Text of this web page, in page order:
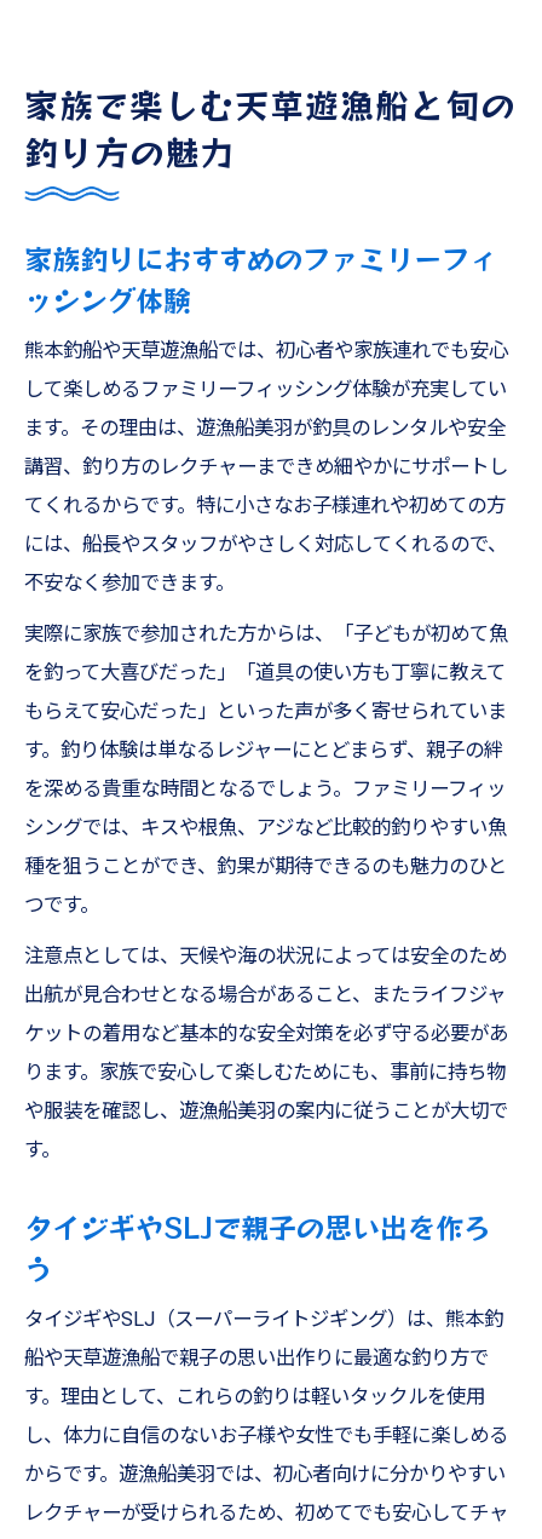
家族で楽しむ天草遊漁船と旬の
釣り方の魅力
家族釣りにおすすめのファミリーフィ
ッシング体験
熊本釣船や天草遊漁船では、初心者や家族連れでも安心
して楽しめるファミリーフィッシング体験が充実してい
ます。その理由は、遊漁船美羽が釣具のレンタルや安全
講習、釣り方のレクチャーまできめ細やかにサポートし
てくれるからです。特に小さなお子様連れや初めての方
には、船長やスタッフがやさしく対応してくれるので、
不安なく参加できます。
実際に家族で参加された方からは、「子どもが初めて魚
を釣って大喜びだった」「道具の使い方も丁寧に教えて
もらえて安心だった」といった声が多く寄せられていま
す。釣り体験は単なるレジャーにとどまらず、親子の絆
を深める貴重な時間となるでしょう。ファミリーフィッ
シングでは、キスや根魚、アジなど比較的釣りやすい魚
種を狙うことができ、釣果が期待できるのも魅力のひと
つです。
注意点としては、天候や海の状況によっては安全のため
出航が見合わせとなる場合があること、またライフジャ
ケットの着用など基本的な安全対策を必ず守る必要があ
ります。家族で安心して楽しむためにも、事前に持ち物
や服装を確認し、遊漁船美羽の案内に従うことが大切で
す。
タイジギやSLJで親子の思い出を作ろ
う
タイジギやSLJ（スーパーライトジギング）は、熊本釣
船や天草遊漁船で親子の思い出作りに最適な釣り方で
す。理由として、これらの釣りは軽いタックルを使用
し、体力に自信のないお子様や女性でも手軽に楽しめる
からです。遊漁船美羽では、初心者向けに分かりやすい
レクチャーが受けられるため、初めてでも安心してチャ